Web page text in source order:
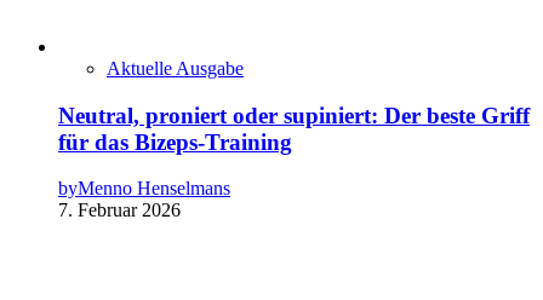
Aktuelle Ausgabe
Neutral, proniert oder supiniert: Der beste Griff
für das Bizeps-Training
byMenno Henselmans
7. Februar 2026